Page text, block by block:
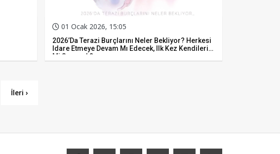
01 Ocak 2026, 15:05
2026’da Terazi Burçlarını Neler Bekliyor? Herkesi
Idare Etmeye Devam Mı Edecek, Ilk Kez Kendilerini
Mi Seçecek?
İleri ›